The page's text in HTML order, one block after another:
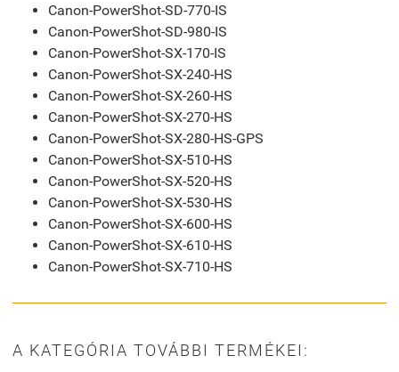
Canon-PowerShot-SD-770-IS
Canon-PowerShot-SD-980-IS
Canon-PowerShot-SX-170-IS
Canon-PowerShot-SX-240-HS
Canon-PowerShot-SX-260-HS
Canon-PowerShot-SX-270-HS
Canon-PowerShot-SX-280-HS-GPS
Canon-PowerShot-SX-510-HS
Canon-PowerShot-SX-520-HS
Canon-PowerShot-SX-530-HS
Canon-PowerShot-SX-600-HS
Canon-PowerShot-SX-610-HS
Canon-PowerShot-SX-710-HS
A KATEGÓRIA TOVÁBBI TERMÉKEI: